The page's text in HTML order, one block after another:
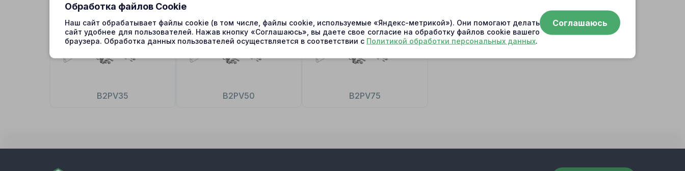
B2PV35 B2PV50 B2PV75
по артикулу
Обработка файлов Cookie
Наш сайт обрабатывает файлы cookie (в том числе, файлы cookie, используемые «Яндекс-метрикой»). Они помогают делать
сайт удобнее для пользователей. Нажав кнопку «Соглашаюсь», вы даете свое согласие на обработку файлов cookie вашего
браузера. Обработка данных пользователей осуществляется в соответствии с Политикой обработки персональных данных.
Соглашаюсь